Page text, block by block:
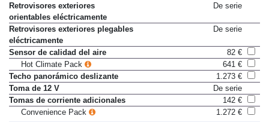
Retrovisores exteriores
orientables eléctricamente
De serie
Retrovisores exteriores plegables
eléctricamente
De serie
Sensor de calidad del aire
82 €
Hot Climate Pack
641 €
Techo panorámico deslizante
1.273 €
Toma de 12 V
De serie
Tomas de corriente adicionales
142 €
Convenience Pack
1.272 €